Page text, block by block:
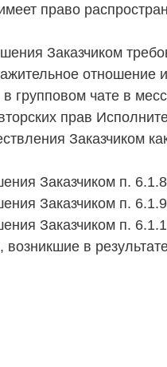
право
Заказчиком
отношение
чате в
прав
Заказчиком
Заказчиком п.
Заказчиком п.
Заказчиком п.
в